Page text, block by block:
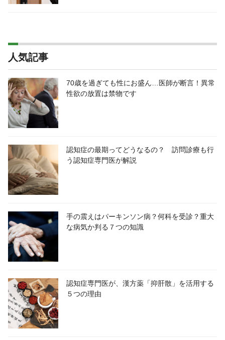
人気記事
70歳を過ぎても性にお盛ん…医師が断言！異常
性欲の放置は禁物です
認知症の最期ってどうなるの？ 訪問診療も行
う認知症専門医が解説
手の震えはパーキンソン病？何科を受診？重大
な病気か判る７つの知識
認知症専門医が、漢方薬「抑肝散」を活用する
５つの理由